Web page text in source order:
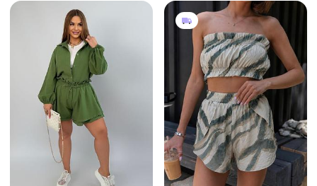
1200 грн
Костюм женские
иллюзовый рубашка и
445 грн 6
Костюм бавовна топ шорти
XХS и еще 4